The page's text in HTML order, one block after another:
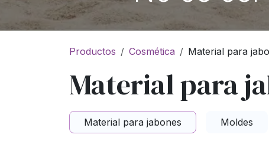
Productos Cosmética Material para
Material para
Material para jabones Moldes